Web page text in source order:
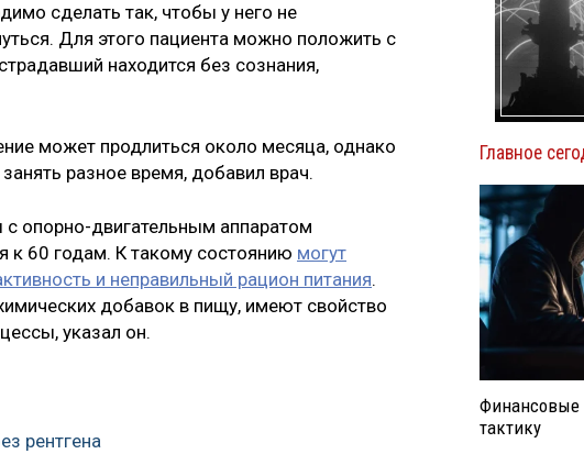
сделать так, чтобы у него не
Для этого пациента можно положить с
находится без сознания,
может продлиться около месяца, однако
разное время, добавил врач.
опорно-двигательным аппаратом
к 60 годам. К такому состоянию могут
и неправильный рацион питания.
добавок в пищу, имеют свойство
указал он.
рентгена
Главное
тактику